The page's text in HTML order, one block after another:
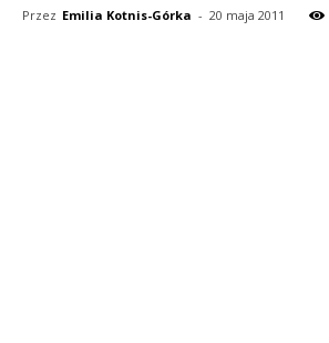
Przez Emilia Kotnis-Górka - 20 maja 2011